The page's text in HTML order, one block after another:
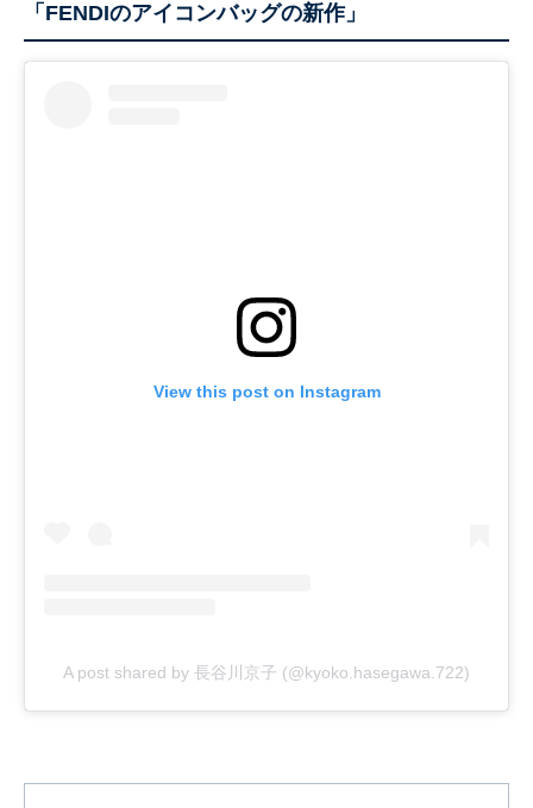
「FENDIのアイコンバッグの新作」
View this post on Instagram
A post shared by 長谷川京子 (@kyoko.hasegawa.722)